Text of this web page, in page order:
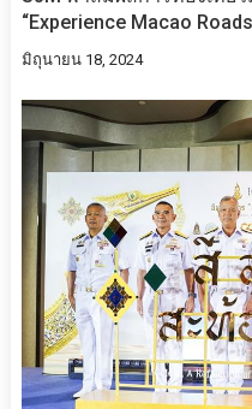
“Experience Macao
มิถุนายน 18, 2024